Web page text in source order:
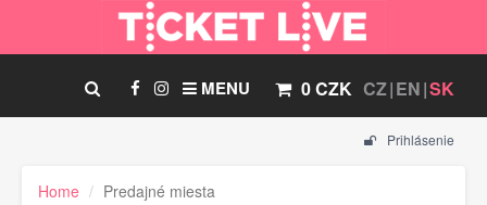
CZ EN SK
0 CZK
MENU
Prihlásenie
Home Predajné miesta